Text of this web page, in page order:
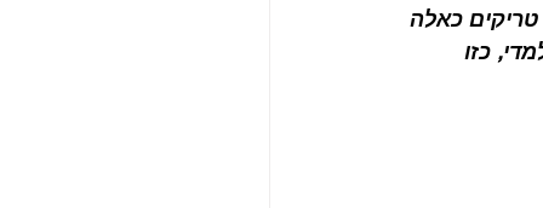
כאלה
למדי, כזו